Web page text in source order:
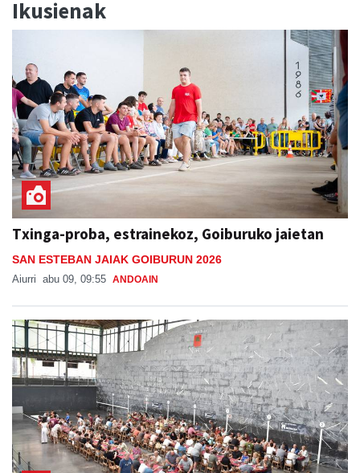
Ikusienak
Txinga-proba, estrainekoz, Goiburuko jaietan
SAN ESTEBAN JAIAK GOIBURUN 2026
Aiurri abu 09, 09:55 ANDOAIN